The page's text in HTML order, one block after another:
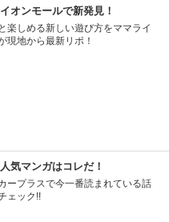
オンモールで新発見！
楽しめる新しい遊び方をママライ
現地から最新リポ！
気マンガはコレだ！
ープラスで今一番読まれている話
ェック!!